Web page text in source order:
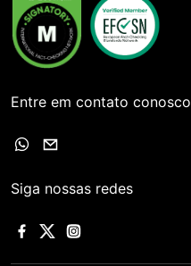
Entre em contato conosco
Siga nossas redes